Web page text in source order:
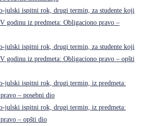
julski ispitni rok, drugi termin, za studente koji
godinu iz predmeta: Obligaciono pravo –
julski ispitni rok, drugi termin, za studente koji
godinu iz predmeta: Obligaciono pravo – opšti
julski ispitni rok, drugi termin, iz predmeta:
– posebni dio
julski ispitni rok, drugi termin, iz predmeta:
– opšti dio